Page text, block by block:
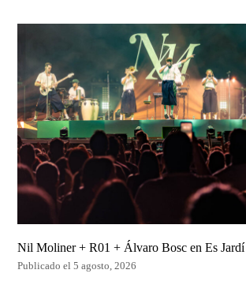
Nil Moliner + R01 + Álvaro Bosc en Es Jardí
Publicado el 5 agosto, 2026